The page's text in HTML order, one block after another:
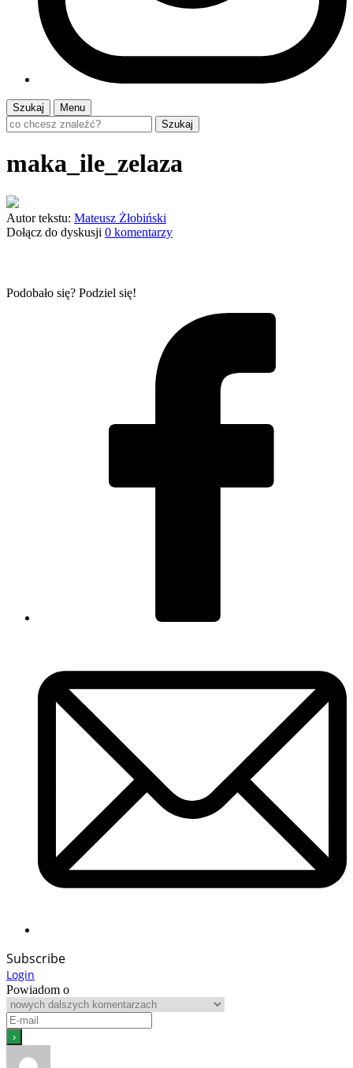
Szukaj
Menu
Szukaj
maka_ile_zelaza
Autor tekstu: Mateusz Żłobiński
Dołącz do dyskusji 0 komentarzy
Podobało się? Podziel się!
Subscribe
Login
Powiadom o